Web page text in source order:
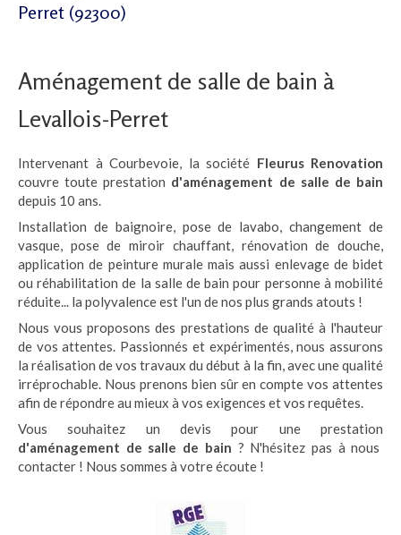
Perret (92300)
Aménagement de salle de bain à
Levallois-Perret
Intervenant à Courbevoie, la société Fleurus Renovation
couvre toute prestation d'aménagement de salle de bain
depuis 10 ans.
Installation de baignoire, pose de lavabo, changement de
vasque, pose de miroir chauffant, rénovation de douche,
application de peinture murale mais aussi enlevage de bidet
ou réhabilitation de la salle de bain pour personne à mobilité
réduite... la polyvalence est l'un de nos plus grands atouts !
Nous vous proposons des prestations de qualité à l'hauteur
de vos attentes. Passionnés et expérimentés, nous assurons
la réalisation de vos travaux du début à la fin, avec une qualité
irréprochable. Nous prenons bien sûr en compte vos attentes
afin de répondre au mieux à vos exigences et vos requêtes.
Vous souhaitez un devis pour une prestation
d'aménagement de salle de bain ? N'hésitez pas à nous
contacter ! Nous sommes à votre écoute !